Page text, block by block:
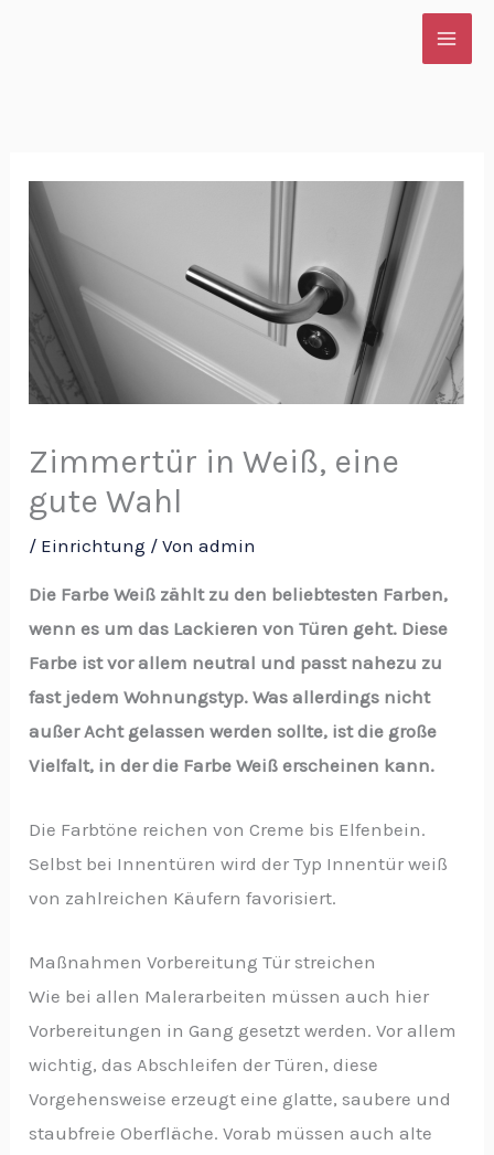
Zimmertür in Weiß, eine
gute Wahl
/ Einrichtung / Vonadmin
Die Farbe Weiß zählt zu den beliebtesten Farben,
wenn es um das Lackieren von Türen geht. Diese
Farbe ist vor allem neutral und passt nahezu zu
fast jedem Wohnungstyp. Was allerdings nicht
außer Acht gelassen werden sollte, ist die große
Vielfalt, in der die Farbe Weiß erscheinen kann.
Die Farbtöne reichen von Creme bis Elfenbein.
Selbst bei Innentüren wird der Typ Innentür weiß
von zahlreichen Käufern favorisiert.
Maßnahmen Vorbereitung Tür streichen
Wie bei allen Malerarbeiten müssen auch hier
Vorbereitungen in Gang gesetzt werden. Vor allem
wichtig, das Abschleifen der Türen, diese
Vorgehensweise erzeugt eine glatte, saubere und
staubfreie Oberfläche. Vorab müssen auch alte